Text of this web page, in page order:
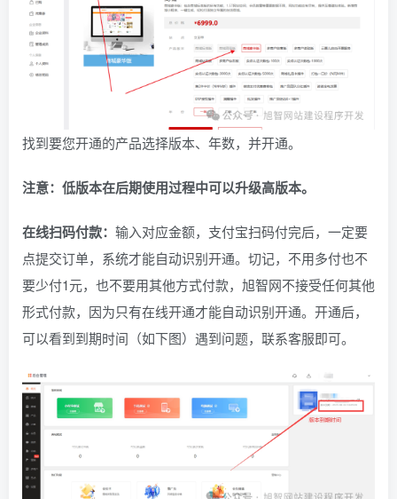
找到要您开通的产品选择版本、年数，并开通。
注意：低版本在后期使用过程中可以升级高版本。
在线扫码付款： 输入对应金额，支付宝扫码付完后，一定要
点提交订单，系统才能自动识别开通。切记，不用多付也不
要少付1元，也不要用其他方式付款，旭智网不接受任何其他
形式付款，因为只有在线开通才能自动识别开通。开通后，
可以看到到期时间（如下图）遇到问题，联系客服即可。